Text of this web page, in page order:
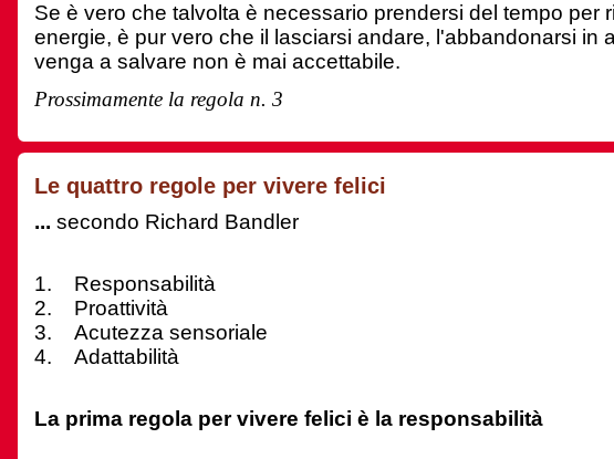
Se è vero che talvolta è necessario prendersi del tempo per
energie, è pur vero che il lasciarsi andare, l'abbandonarsi in
venga a salvare non è mai accettabile.
Prossimamente la regola n. 3
Le quattro regole per vivere felici
...secondo Richard Bandler
1. Responsabilità
2. Proattività
3. Acutezza sensoriale
4. Adattabilità
La prima regola per vivere felici è la responsabilità